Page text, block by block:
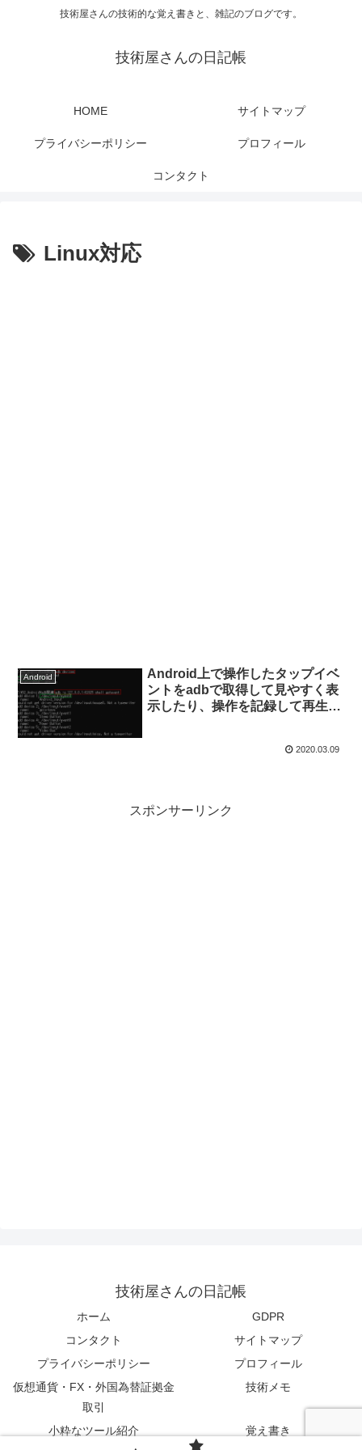
技術屋さんの技術的な覚え書きと、雑記のブログです。
技術屋さんの日記帳
HOME サイトマップ
プライバシーポリシー プロフィール
コンタクト
Linux対応
Android
Android上で操作したタップイベ
ントをadbで取得して見やすく表
示したり、操作を記録して再生し
2020.03.09
スポンサーリンク
技術屋さんの日記帳
ホーム
GDPR
コンタクト
サイトマップ
プライバシーポリシー
プロフィール
仮想通貨・FX・外国為替証拠金
取引
技術メモ
小粋なツール紹介
覚え書き